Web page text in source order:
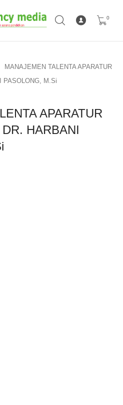
0
MANAJEMEN TALENTA APARATUR
PASOLONG, M.Si
APARATUR
HARBANI